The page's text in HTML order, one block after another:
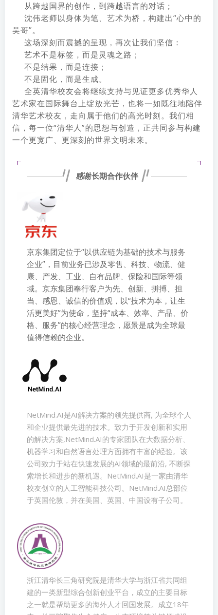
从跨越国界的创作，到跨越语言的对话；
沈伟老师以身体为笔、艺术为桥，构建出“心中的
吴哥”。
这场深刻而震撼的呈现，再次让我们坚信：
艺术不是标签，而是灵魂之路；
不是结果，而是连接；
不是固化，而是生成。
全英清华校友会将继续支持与见证更多优秀华人
艺术家在国际舞台上绽放光芒，也将一如既往地陪伴
清华艺术校友，走向属于他们的高光时刻。我们相
信，每一位“清华人”的思想与创造，正共同参与构建
一个更宽广、更深刻的世界文明未来。
感谢长期合作伙伴
京东集团定位于“以供应链为基础的技术与服务
企业”，目前业务已涉及零售、科技、物流、健
康、产发、工业、自有品牌、保险和国际等领
域。京东集团奉行客户为先、创新、拼搏、担
当、感恩、诚信的价值观，以“技术为本，让生
活更美好”为使命，坚持“成本、效率、产品、价
格、服务”的核心经营理念，愿景是成为全球最
值得信赖的企业。
NetMind.AI是AI解决方案的领先提供商, 为全球个人
和企业提供最先进的技术。致力于开发创新和实用
的解决方案,NetMind.AI的专家团队在大数据分析、
机器学习和自然语言处理方面拥有丰富的经验。该
公司致力于站在快速发展的AI领域的最前沿, 不断探
索增长和进步的新机遇。NetMind.AI是一家由清华
校友创立的人工智能科技公司。NetMind.AI总部位
于英国伦敦，并在美国、英国、中国设有子公司。
浙江清华长三角研究院是清华大学与浙江省共同组
建的一类新型综合创新创业平台，成立的主要目标
之一就是帮助更多的海外人才回国发展。成立18年